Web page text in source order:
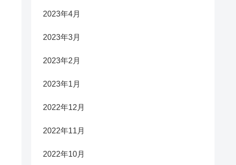
2023年4月
2023年3月
2023年2月
2023年1月
2022年12月
2022年11月
2022年10月